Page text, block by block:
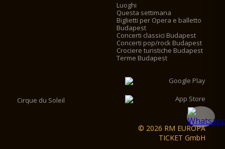
Luoghi
Questa settimana
Biglietti per Opera e balletto
Budapest
Concerti classici Budapest
Concerti pop/rock Budapest
Crociere turistiche Budapest
Terme Budapest
Cirque du Soleil
© 2026 RM EUROPA
TICKET GmbH